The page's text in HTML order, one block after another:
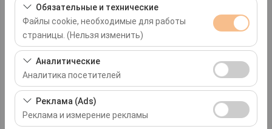
Обязательные и технические
Файлы cookie, необходимые для работы
страницы. (Нельзя изменить)
Эти файлы cookie необходимы для корректной
работы сайта, безопасности, управления сеансами и
базовых функций. Их нельзя отключить.
Аналитические
Аналитика посетителей
Эти файлы cookie позволяют нам анализировать, как
используется наш сайт (количество посетителей,
самые посещаемые страницы, поведение
Реклама (Ads)
Реклама и измерение рекламы
Fiat Egea
Renault Symbol or similar - Renault Symbol или
аналогичный
Renault Taliant Automotic or similar
New Hyundai i20 Automatic or similar
New Renault Clio Automatic or similar
Citroen C-elysee Manuel or similar
Dacia Duster Automatic SUV